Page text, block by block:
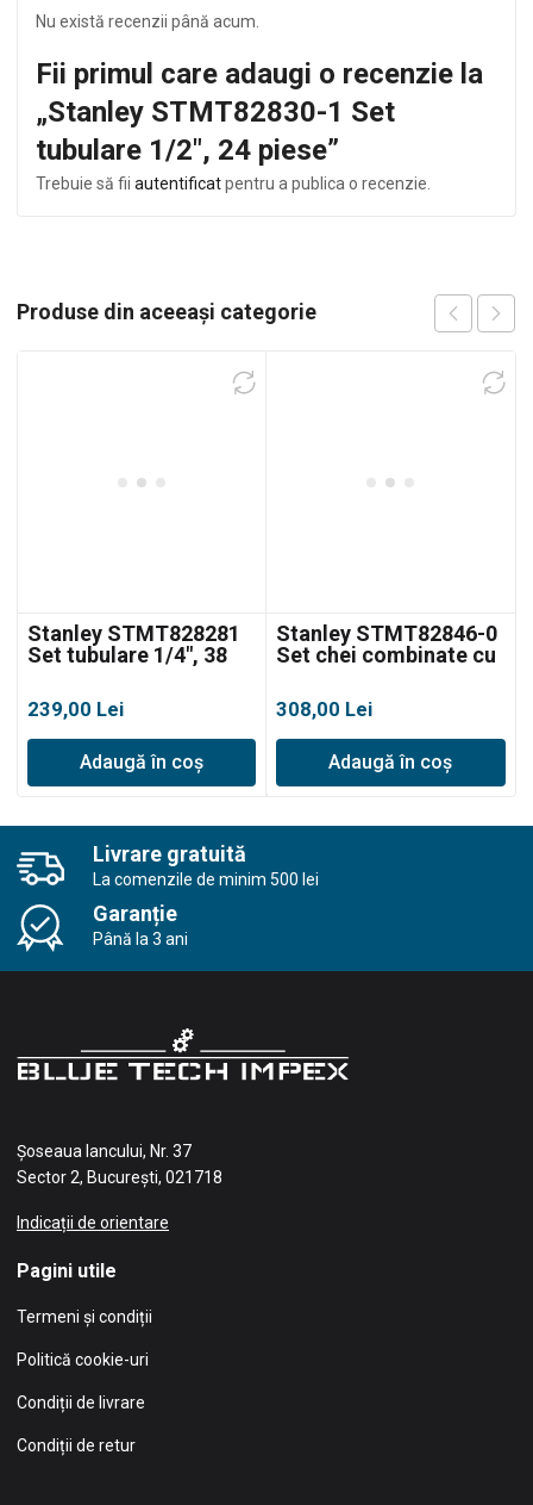
Nu există recenzii până acum.
Fii primul care adaugi o recenzie la
„Stanley STMT82830-1 Set
tubulare 1/2″, 24 piese”
Trebuie să fii autentificatpentru a publica o recenzie.
Produse din aceeași categorie
Stanley STMT828281
Set tubulare 1/4″, 38
239,00 Lei
Adaugă în coș
Stanley STMT82846-0
Set chei combinate cu
308,00 Lei
Adaugă în coș
Livrare gratuită
La comenzile de minim 500 lei
Garanție
Până la 3 ani
Șoseaua Iancului, Nr. 37
Sector 2, București, 021718
Indicații de orientare
Pagini utile
Termeni și condiții
Politică cookie-uri
Condiții de livrare
Condiții de retur